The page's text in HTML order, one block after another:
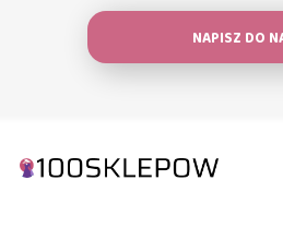
NAPISZ DO